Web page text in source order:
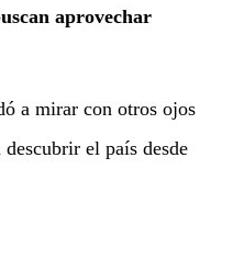
aprovechar
a mirar con otros ojos
el país desde